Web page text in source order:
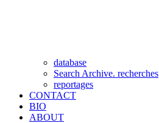
database
Search Archive. recherches
reportages
CONTACT
BIO
ABOUT